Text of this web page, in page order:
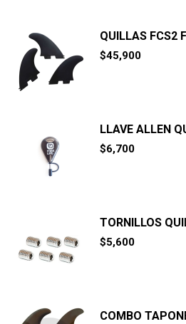
QUILLAS FCS2
$45,900
LLAVE ALLEN
$6,700
TORNILLOS
$5,600
COMBO